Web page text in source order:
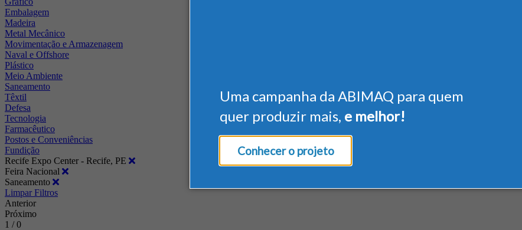
Uma campanha da ABIMAQ para quem
quer produzir mais, e melhor!
Conhecer o projeto
Embalagem
Madeira
Metal Mecânico
Movimentação e Armazenagem
Naval e Offshore
Plástico
Meio Ambiente
Saneamento
Têxtil
Defesa
Tecnologia
Farmacêutico
Postos e Conveniências
Fundição
Recife Expo Center - Recife, PE
Feira Nacional
Saneamento
Limpar Filtros
Anterior
Próximo
1 / 0